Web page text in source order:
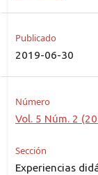
Publicado
2019-06-30
Número
Vol. 5 Núm. 2
Sección
Experiencias